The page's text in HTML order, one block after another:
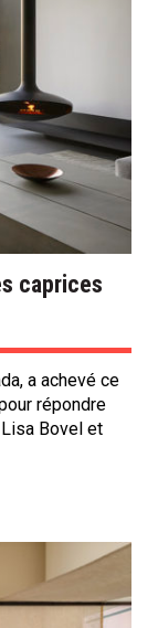
caprices
a achevé ce
répondre
Bovel et